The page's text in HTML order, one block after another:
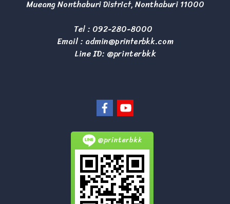
Mueang Nonthaburi District, Nonthaburi 11000
Tel : 092-280-8000
Email : admin@printerbkk.com
Line ID: @printerbkk
@printerbkk